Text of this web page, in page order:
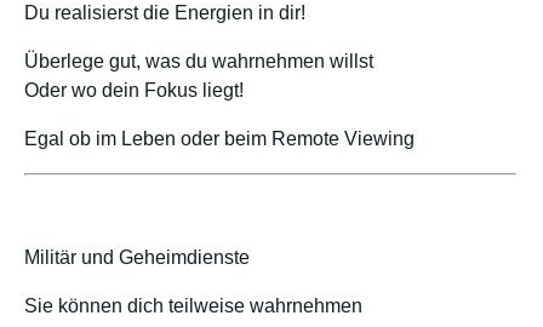
Du realisierst die Energien in dir!
Überlege gut, was du wahrnehmen willst
Oder wo dein Fokus liegt!
Egal ob im Leben oder beim Remote Viewing
Militär und Geheimdienste
Sie können dich teilweise wahrnehmen